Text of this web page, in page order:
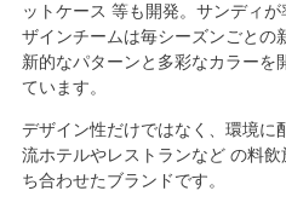
ットケース 等も開発。サンディ
ザインチームは毎シーズンごとの
新的なパターンと多彩なカラーを
ています。
デザイン性だけではなく、 環境に
流ホテルやレストランなど の料
ち合わせたブランドです。